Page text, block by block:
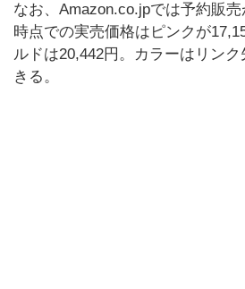
なお、Amazon.co.jpでは予約販
時点での実売価格はピンクが
ルドは20,442円。カラーはリン
きる。